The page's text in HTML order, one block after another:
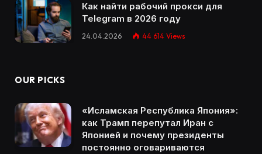
Как найти рабочий прокси для
Telegram в 2026 году
24.04.2026 44 614 Views
OUR PICKS
«Исламская Республика Япония»:
как Трамп перепутал Иран с
Японией и почему президенты
постоянно оговариваются